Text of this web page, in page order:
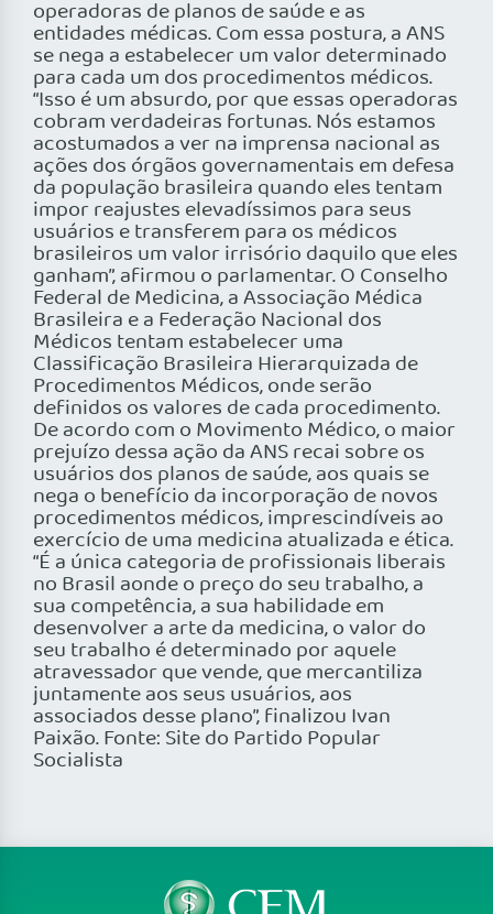
operadoras de planos de saúde e as
entidades médicas. Com essa postura, a ANS
se nega a estabelecer um valor determinado
para cada um dos procedimentos médicos.
“Isso é um absurdo, por que essas operadoras
cobram verdadeiras fortunas. Nós estamos
acostumados a ver na imprensa nacional as
ações dos órgãos governamentais em defesa
da população brasileira quando eles tentam
impor reajustes elevadíssimos para seus
usuários e transferem para os médicos
brasileiros um valor irrisório daquilo que eles
ganham”, afirmou o parlamentar. O Conselho
Federal de Medicina, a Associação Médica
Brasileira e a Federação Nacional dos
Médicos tentam estabelecer uma
Classificação Brasileira Hierarquizada de
Procedimentos Médicos, onde serão
definidos os valores de cada procedimento.
De acordo com o Movimento Médico, o maior
prejuízo dessa ação da ANS recai sobre os
usuários dos planos de saúde, aos quais se
nega o benefício da incorporação de novos
procedimentos médicos, imprescindíveis ao
exercício de uma medicina atualizada e ética.
“É a única categoria de profissionais liberais
no Brasil aonde o preço do seu trabalho, a
sua competência, a sua habilidade em
desenvolver a arte da medicina, o valor do
seu trabalho é determinado por aquele
atravessador que vende, que mercantiliza
juntamente aos seus usuários, aos
associados desse plano”, finalizou Ivan
Paixão. Fonte: Site do Partido Popular
Socialista